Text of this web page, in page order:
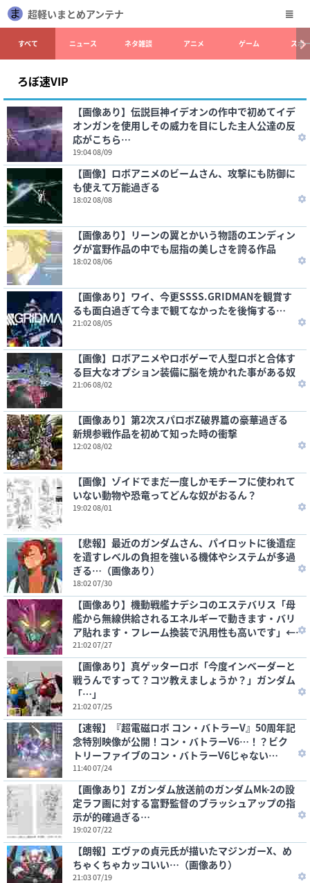
超軽いまとめアンテナ
すべて ニュース ネタ雑談 アニメ ゲーム スポ
ろぼ速VIP
【画像あり】伝説巨神イデオンの作中で初めてイデ
オンガンを使用しその威力を目にした主人公達の反
応がこちら…
19:04 08/09
【画像】ロボアニメのビームさん、攻撃にも防御に
も使えて万能過ぎる
18:02 08/08
【画像あり】リーンの翼とかいう物語のエンディン
グが富野作品の中でも屈指の美しさを誇る作品
18:02 08/06
【画像あり】ワイ、今更SSSS.GRIDMANを観賞す
るも面白過ぎて今まで観てなかったを後悔する…
21:02 08/05
【画像】ロボアニメやロボゲーで人型ロボと合体す
る巨大なオプション装備に脳を焼かれた事がある奴
21:06 08/02
【画像あり】第2次スパロボZ破界篇の豪華過ぎる
新規参戦作品を初めて知った時の衝撃
12:02 08/02
【画像】ゾイドでまだ一度しかモチーフに使われて
いない動物や恐竜ってどんな奴がおるん？
19:02 08/01
【悲報】最近のガンダムさん、パイロットに後遺症
を遺すレベルの負担を強いる機体やシステムが多過
ぎる…（画像あり）
18:02 07/30
【画像あり】機動戦艦ナデシコのエステバリス「母
艦から無線供給されるエネルギーで動きます・バリ
ア貼れます・フレーム換装で汎用性も高いです」←
この有能
21:02 07/27
【画像あり】真ゲッターロボ「今度インベーダーと
戦うんですって？コツ教えましょうか？」ガンダム
「…」
21:02 07/25
【速報】『超電磁ロボ コン・バトラーV』50周年記
念特別映像が公開！コン・バトラーV6…！？ビク
トリーファイブのコン・バトラーV6じゃない
か！！！（動画あり）
11:40 07/24
【画像あり】Zガンダム放送前のガンダムMk-2の設
定ラフ画に対する富野監督のブラッシュアップの指
示が的確過ぎる…
19:02 07/22
【朗報】エヴァの貞元氏が描いたマジンガーX、め
ちゃくちゃカッコいい…（画像あり）
21:03 07/19